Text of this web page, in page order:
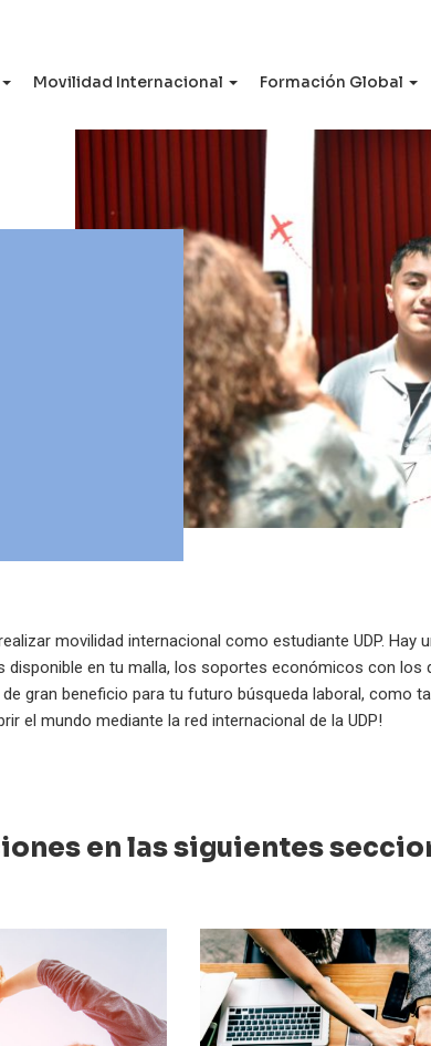
Movilidad Internacional Formación Global
movilidad internacional como estudiante UDP. Hay
disponible en tu malla, los soportes económicos con los
gran beneficio para tu futuro búsqueda laboral, como
el mundo mediante la red internacional de la UDP!
en las siguientes